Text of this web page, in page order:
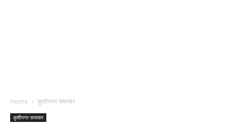
Home कुशीनगर समाचार
कुशीनगर समाचार